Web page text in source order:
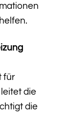
für
die
die